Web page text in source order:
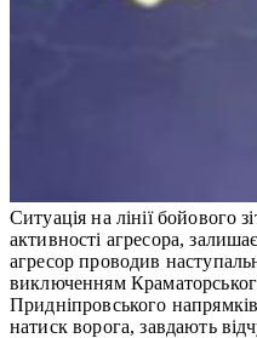
Ситуація на лінії бойового
активності агресора,
агресор проводив
виключенням
Придніпровського
натиск ворога, завдають